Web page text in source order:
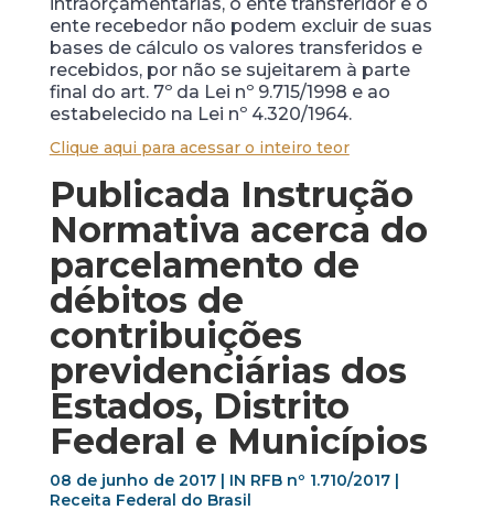
ente recebedor não podem excluir de suas
bases de cálculo os valores transferidos e
recebidos, por não se sujeitarem à parte
final do art. 7º da Lei nº 9.715/1998 e ao
estabelecido na Lei nº 4.320/1964.
Clique aqui para acessar o inteiro teor
Publicada Instrução
Normativa acerca do
parcelamento de
débitos de
contribuições
previdenciárias dos
Estados, Distrito
Federal e Municípios
08 de junho de 2017 | IN RFB nº 1.710/2017 |
Receita Federal do Brasil